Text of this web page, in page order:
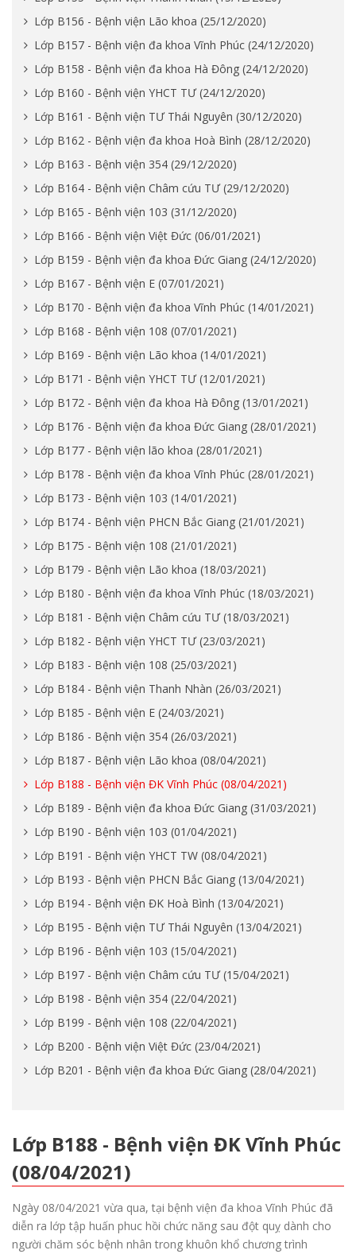
Lớp B156 - Bệnh viện Lão khoa (25/12/2020)
Lớp B157 - Bệnh viện đa khoa Vĩnh Phúc (24/12/2020)
Lớp B158 - Bệnh viện đa khoa Hà Đông (24/12/2020)
Lớp B160 - Bệnh viện YHCT TƯ (24/12/2020)
Lớp B161 - Bệnh viện TƯ Thái Nguyên (30/12/2020)
Lớp B162 - Bệnh viện đa khoa Hoà Bình (28/12/2020)
Lớp B163 - Bệnh viện 354 (29/12/2020)
Lớp B164 - Bệnh viện Châm cứu TƯ (29/12/2020)
Lớp B165 - Bệnh viện 103 (31/12/2020)
Lớp B166 - Bệnh viện Việt Đức (06/01/2021)
Lớp B159 - Bệnh viện đa khoa Đức Giang (24/12/2020)
Lớp B167 - Bệnh viện E (07/01/2021)
Lớp B170 - Bệnh viện đa khoa Vĩnh Phúc (14/01/2021)
Lớp B168 - Bệnh viện 108 (07/01/2021)
Lớp B169 - Bệnh viện Lão khoa (14/01/2021)
Lớp B171 - Bệnh viện YHCT TƯ (12/01/2021)
Lớp B172 - Bệnh viện đa khoa Hà Đông (13/01/2021)
Lớp B176 - Bệnh viện đa khoa Đức Giang (28/01/2021)
Lớp B177 - Bệnh viện lão khoa (28/01/2021)
Lớp B178 - Bệnh viện đa khoa Vĩnh Phúc (28/01/2021)
Lớp B173 - Bệnh viện 103 (14/01/2021)
Lớp B174 - Bệnh viện PHCN Bắc Giang (21/01/2021)
Lớp B175 - Bệnh viện 108 (21/01/2021)
Lớp B179 - Bệnh viện Lão khoa (18/03/2021)
Lớp B180 - Bệnh viện đa khoa Vĩnh Phúc (18/03/2021)
Lớp B181 - Bệnh viện Châm cứu TƯ (18/03/2021)
Lớp B182 - Bệnh viện YHCT TƯ (23/03/2021)
Lớp B183 - Bệnh viện 108 (25/03/2021)
Lớp B184 - Bệnh viện Thanh Nhàn (26/03/2021)
Lớp B185 - Bệnh viện E (24/03/2021)
Lớp B186 - Bệnh viện 354 (26/03/2021)
Lớp B187 - Bệnh viện Lão khoa (08/04/2021)
Lớp B188 - Bệnh viện ĐK Vĩnh Phúc (08/04/2021)
Lớp B189 - Bệnh viện đa khoa Đức Giang (31/03/2021)
Lớp B190 - Bệnh viện 103 (01/04/2021)
Lớp B191 - Bệnh viện YHCT TW (08/04/2021)
Lớp B193 - Bệnh viện PHCN Bắc Giang (13/04/2021)
Lớp B194 - Bệnh viện ĐK Hoà Bình (13/04/2021)
Lớp B195 - Bệnh viện TƯ Thái Nguyên (13/04/2021)
Lớp B196 - Bệnh viện 103 (15/04/2021)
Lớp B197 - Bệnh viện Châm cứu TƯ (15/04/2021)
Lớp B198 - Bệnh viện 354 (22/04/2021)
Lớp B199 - Bệnh viện 108 (22/04/2021)
Lớp B200 - Bệnh viện Việt Đức (23/04/2021)
Lớp B201 - Bệnh viện đa khoa Đức Giang (28/04/2021)
Lớp B188 - Bệnh viện ĐK Vĩnh Phúc
(08/04/2021)
Ngày 08/04/2021 vừa qua, tại bệnh viện đa khoa Vĩnh Phúc đã
diễn ra lớp tập huấn phuc hồi chức năng sau đột quỵ dành cho
người chăm sóc bệnh nhân trong khuôn khổ chương trình